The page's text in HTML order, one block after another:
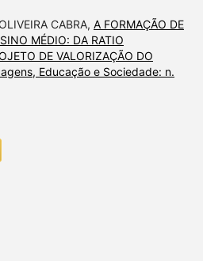
CABRA, A FORMAÇÃO DE
MÉDIO: DA RATIO
DE VALORIZAÇÃO DO
Educação e Sociedade: n.